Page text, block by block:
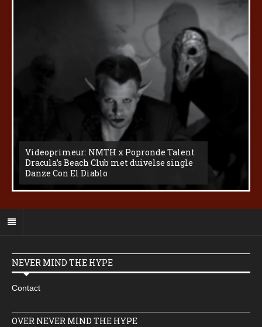
Videoprimeur: NMTH x Popronde Talent
Dracula’s Beach Club met duivelse single
Danze Con El Diablo
NEVER MIND THE HYPE
Contact
OVER NEVER MIND THE HYPE